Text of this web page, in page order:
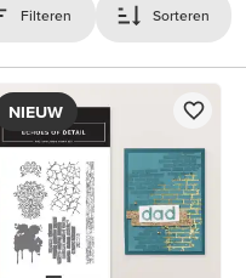
Filteren Sorteren
NIEUW